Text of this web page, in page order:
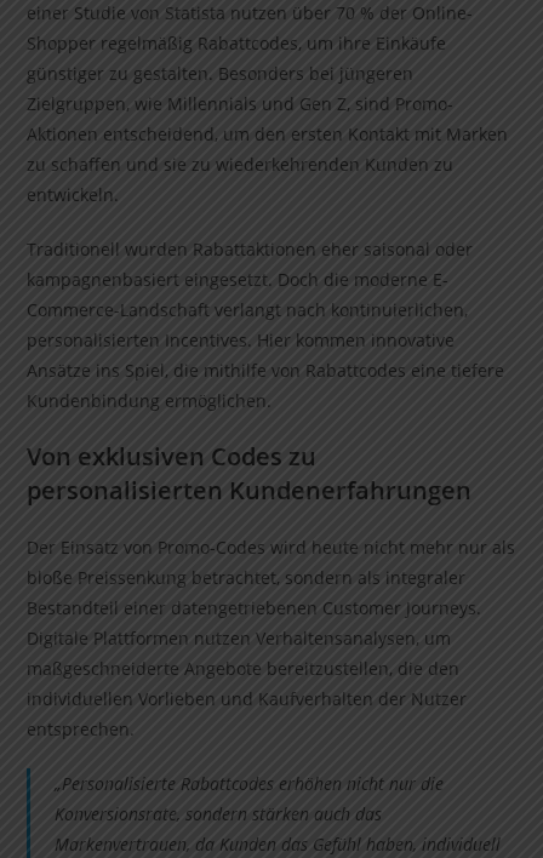
einer Studie von Statista nutzen über 70 % der Online-
Shopper regelmäßig Rabattcodes, um ihre Einkäufe
günstiger zu gestalten. Besonders bei jüngeren
Zielgruppen, wie Millennials und Gen Z, sind Promo-
Aktionen entscheidend, um den ersten Kontakt mit Marken
zu schaffen und sie zu wiederkehrenden Kunden zu
entwickeln.
Traditionell wurden Rabattaktionen eher saisonal oder
kampagnenbasiert eingesetzt. Doch die moderne E-
Commerce-Landschaft verlangt nach kontinuierlichen,
personalisierten Incentives. Hier kommen innovative
Ansätze ins Spiel, die mithilfe von Rabattcodes eine tiefere
Kundenbindung ermöglichen.
Von exklusiven Codes zu
personalisierten Kundenerfahrungen
Der Einsatz von Promo-Codes wird heute nicht mehr nur als
bloße Preissenkung betrachtet, sondern als integraler
Bestandteil einer datengetriebenen Customer Journeys.
Digitale Plattformen nutzen Verhaltensanalysen, um
maßgeschneiderte Angebote bereitzustellen, die den
individuellen Vorlieben und Kaufverhalten der Nutzer
entsprechen.
„Personalisierte Rabattcodes erhöhen nicht nur die
Konversionsrate, sondern stärken auch das
Markenvertrauen, da Kunden das Gefühl haben, individuell